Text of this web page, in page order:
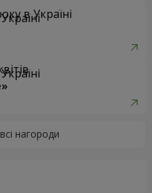
в Україні